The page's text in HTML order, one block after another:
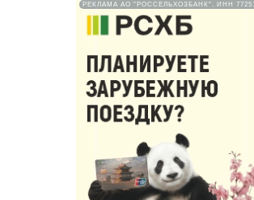
РЕКЛАМА АО "РОССЕЛЬХОЗБАНК". ИНН